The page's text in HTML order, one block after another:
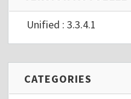
Unified : 3.3.4.1
CATEGORIES